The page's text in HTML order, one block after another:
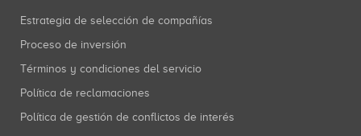
Estrategia de selección de compañías
Proceso de inversión
Términos y condiciones del servicio
Política de reclamaciones
Política de gestión de conflictos de interés